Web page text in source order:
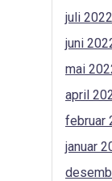
juli 2022
juni
mai
april
februar
januar